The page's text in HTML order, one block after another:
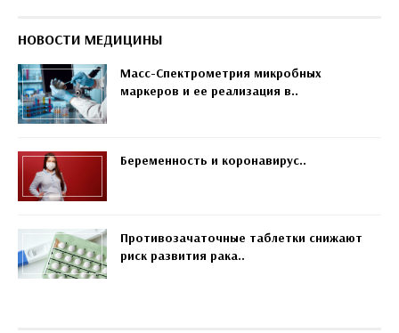
НОВОСТИ МЕДИЦИНЫ
Масс-Спектрометрия микробных
маркеров и ее реализация в..
Беременность и коронавирус..
Противозачаточные таблетки снижают
риск развития рака..